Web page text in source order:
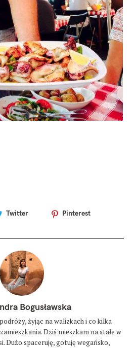
Twitter Pinterest
Bogusławska
żyjąc na walizkach i co kilka
Dziś mieszkam na stałe w
Dużo spaceruję, gotuję wegańsko,